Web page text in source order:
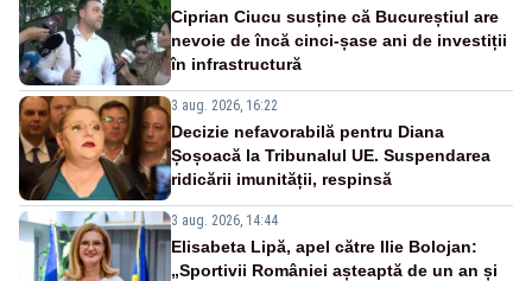
Ciprian Ciucu susține că Bucureștiul are
nevoie de încă cinci-șase ani de investiții
în infrastructură
3 aug. 2026, 16:22
Decizie nefavorabilă pentru Diana
Șoșoacă la Tribunalul UE. Suspendarea
ridicării imunității, respinsă
3 aug. 2026, 14:44
Elisabeta Lipă, apel către Ilie Bolojan:
„Sportivii României așteaptă de un an și